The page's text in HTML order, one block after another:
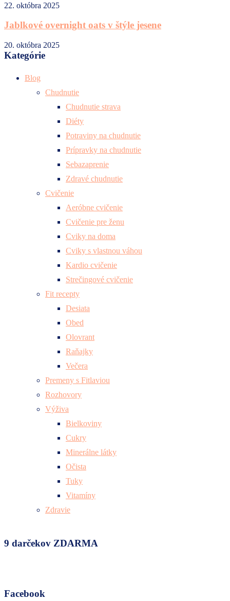
22. októbra 2025
Jablkové overnight oats v štýle jesene
20. októbra 2025
Kategórie
Blog
Chudnutie
Chudnutie strava
Diéty
Potraviny na chudnutie
Prípravky na chudnutie
Sebazaprenie
Zdravé chudnutie
Cvičenie
Aeróbne cvičenie
Cvičenie pre ženu
Cviky na doma
Cviky s vlastnou váhou
Kardio cvičenie
Strečingové cvičenie
Fit recepty
Desiata
Obed
Olovrant
Raňajky
Večera
Premeny s Fitlaviou
Rozhovory
Výživa
Bielkoviny
Cukry
Minerálne látky
Očista
Tuky
Vitamíny
Zdravie
9 darčekov ZDARMA
Facebook